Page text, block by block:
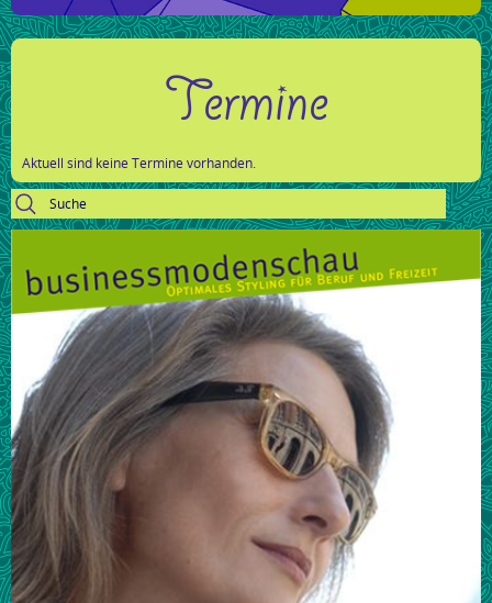
Termine
Aktuell sind keine Termine vorhanden.